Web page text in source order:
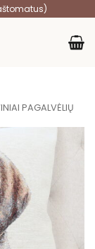
PAGALVĖLIŲ